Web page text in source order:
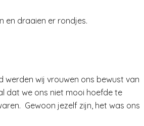
en draaien er rondjes.
werden wij vrouwen ons bewust van
dat we ons niet mooi hoefde te
Gewoon jezelf zijn, het was ons